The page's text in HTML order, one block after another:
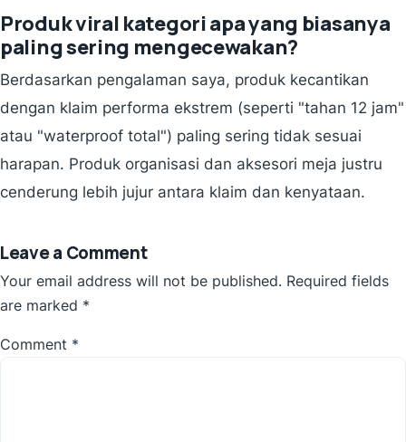
Produk viral kategori apa yang biasanya
paling sering mengecewakan?
Berdasarkan pengalaman saya, produk kecantikan
dengan klaim performa ekstrem (seperti "tahan 12 jam"
atau "waterproof total") paling sering tidak sesuai
harapan. Produk organisasi dan aksesori meja justru
cenderung lebih jujur antara klaim dan kenyataan.
Leave a Comment
Your email address will not be published. Required fields
are marked *
Comment *